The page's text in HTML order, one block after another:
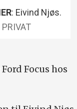
: Eivind Njøs.
Focus hos